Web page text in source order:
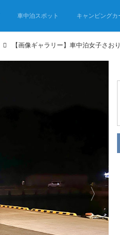
車中泊スポット キャンピングカ